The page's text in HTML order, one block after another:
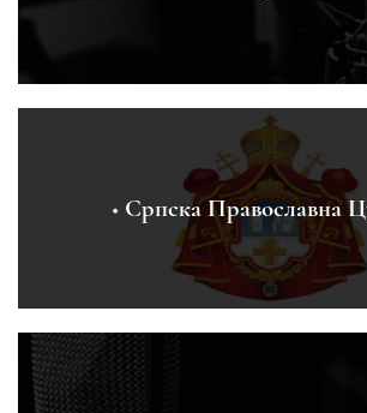
◆ Српска Православна